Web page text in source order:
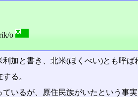
o
加と書き、北米(ほくべい)とも呼ば
る。
いるが、原住民族がいたという事